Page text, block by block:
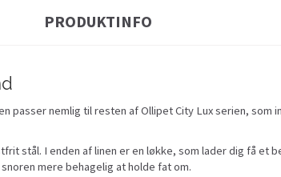
PRODUKTINFO
passer nemlig til resten af Ollipet City Lux serien, som
stål. I enden af linen er en løkke, som lader dig få et
mere behagelig at holde fat om.